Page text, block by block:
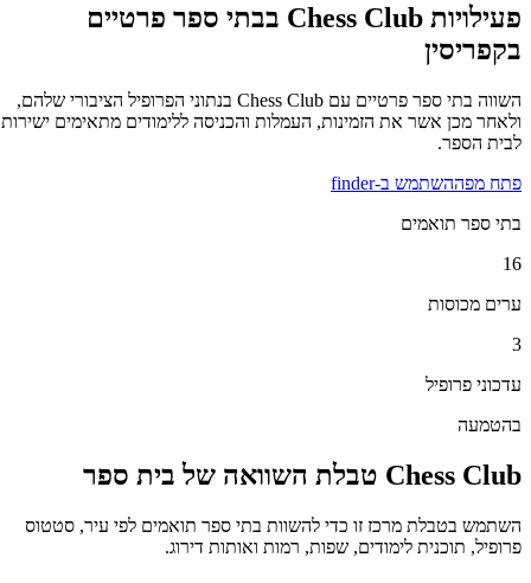
פעילויות Chess Club בבתי ספר פרטיים
בקפריסין
השווה בתי ספר פרטיים עם Chess Club בנתוני הפרופיל הציבורי שלהם,
ולאחר מכן אשר את הזמינות, העמלות והכניסה ללימודים מתאימים ישירות
לבית הספר.
פתח מפההשתמש ב-finder
בתי ספר תואמים
16
ערים מכוסות
עדכוני פרופיל
בהטמעה
Chess Club טבלת השוואה של בית ספר
השתמש בטבלת מרכז זו כדי להשוות בתי ספר תואמים לפי עיר, סטטוס
פרופיל, תוכנית לימודים, שפות, רמות ואותות דירוג.